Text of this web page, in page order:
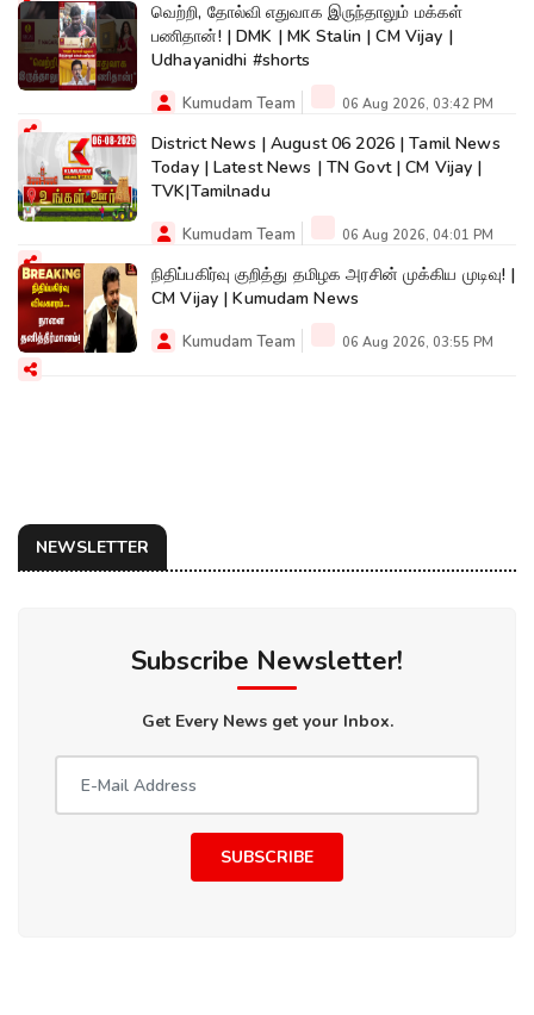
வெற்றி, தோல்வி எதுவாக இருந்தாலும் மக்கள்
பணிதான்! | DMK | MK Stalin | CM Vijay |
Udhayanidhi #shorts
Kumudam Team 06 Aug 2026, 03:42 PM
District News | August 06 2026 | Tamil News
Today | Latest News | TN Govt | CM Vijay |
TVK|Tamilnadu
Kumudam Team 06 Aug 2026, 04:01 PM
நிதிப்பகிர்வு குறித்து தமிழக அரசின் முக்கிய முடிவு! |
CM Vijay | Kumudam News
Kumudam Team 06 Aug 2026, 03:55 PM
NEWSLETTER
Subscribe Newsletter!
Get Every News get your Inbox.
SUBSCRIBE